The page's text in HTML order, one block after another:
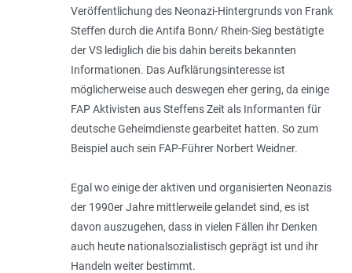
Veröffentlichung des Neonazi-Hintergrunds von Frank
Steffen durch die Antifa Bonn/ Rhein-Sieg bestätigte
der VS lediglich die bis dahin bereits bekannten
Informationen. Das Aufklärungsinteresse ist
möglicherweise auch deswegen eher gering, da einige
FAP Aktivisten aus Steffens Zeit als Informanten für
deutsche Geheimdienste gearbeitet hatten. So zum
Beispiel auch sein FAP-Führer Norbert Weidner.
Egal wo einige der aktiven und organisierten Neonazis
der 1990er Jahre mittlerweile gelandet sind, es ist
davon auszugehen, dass in vielen Fällen ihr Denken
auch heute nationalsozialistisch geprägt ist und ihr
Handeln weiter bestimmt.